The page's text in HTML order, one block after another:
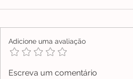
Adicione uma avaliação
Escreva um comentário